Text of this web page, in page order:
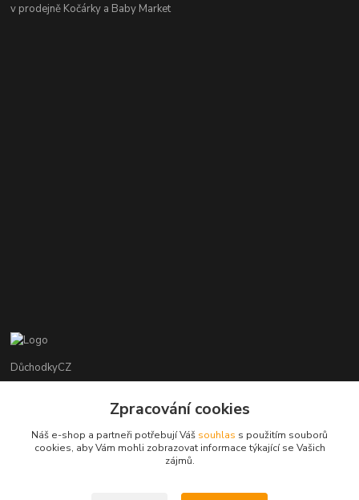
v prodejně Kočárky a Baby Market
DůchodkyCZ
+420 412384749
objednavky@duchodky.cz
Zpracování cookies
Náš e-shop a partneři potřebují Váš souhlas s použitím souborů
cookies, aby Vám mohli zobrazovat informace týkající se Vašich
zájmů.